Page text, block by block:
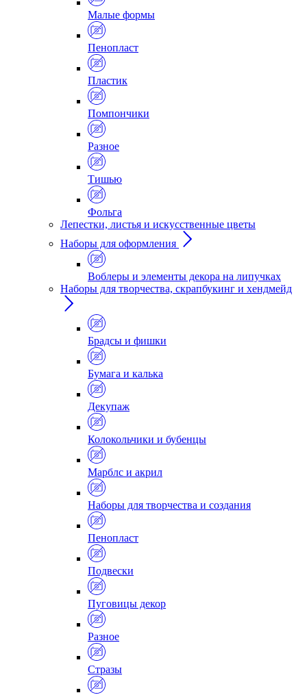
Малые формы
Пенопласт
Пластик
Помпончики
Разное
Тишью
Фольга
Лепестки, листья и искусственные цветы
Наборы для оформления
Воблеры и элементы декора на липучках
Наборы для творчества, скрапбукинг и хендмейд
Брадсы и фишки
Бумага и калька
Декупаж
Колокольчики и бубенцы
Марблс и акрил
Наборы для творчества и создания
Пенопласт
Подвески
Пуговицы декор
Разное
Стразы